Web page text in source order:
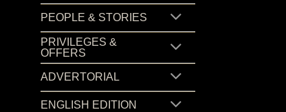
PEOPLE & STORIES
PRIVILEGES &
OFFERS
ADVERTORIAL
ENGLISH EDITION